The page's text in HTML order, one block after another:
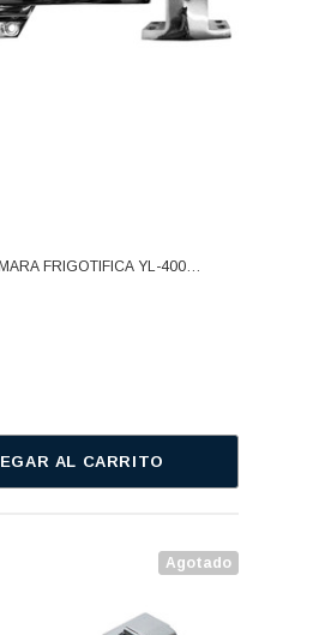
FRIGOTIFICA YL-400
AL CARRITO
Agotado